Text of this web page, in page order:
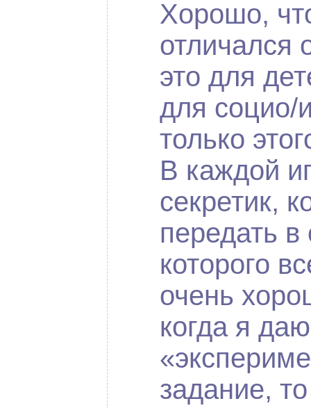
Хорошо,
отличался
это для
для социо/
только
В каждой
секретик,
передать
которого
очень
когда я даю
задание,